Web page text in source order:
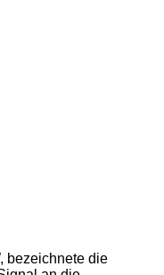
bezeichnete die